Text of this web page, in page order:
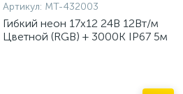
Артикул: MT-432003
Гибкий неон 17х12 24В 12Вт/м
Цветной (RGB) + 3000K IP67 5м